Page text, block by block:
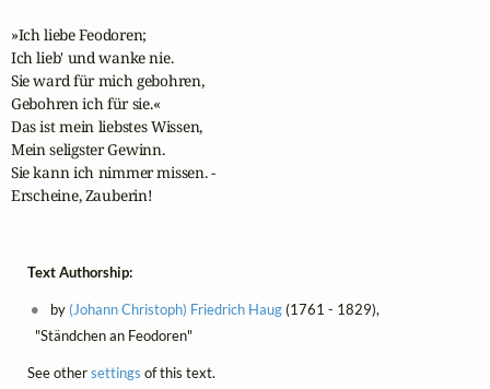
»Ich liebe Feodoren;
Ich lieb' und wanke nie.
Sie ward für mich gebohren,
Gebohren ich für sie.«
Das ist mein liebstes Wissen,
Mein seligster Gewinn.
Sie kann ich nimmer missen. -
Erscheine, Zauberin!
Text Authorship:
by (Johann Christoph) Friedrich Haug(1761 - 1829),
"Ständchen an Feodoren"
See othersettings of this text.